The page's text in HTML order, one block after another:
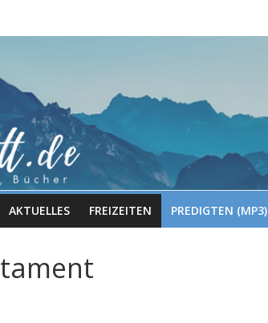
AKTUELLES FREIZEITEN PREDIGTEN (MP3)